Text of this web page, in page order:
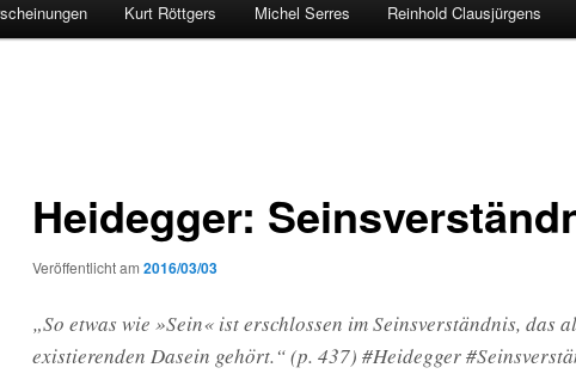
Kurt Röttgers Michel Serres Reinhold Clausjürgens
Heidegger:
Veröffentlicht am 2016/03/03
„So etwas wie »Sein« ist erschlossen im Seinsverständnis, das
existierenden Dasein gehört.“ (p. 437) #Heidegger